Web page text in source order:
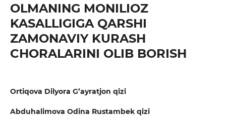
OLMANING MONILIOZ
KASALLIGIGA QARSHI
ZAMONAVIY KURASH
CHORALARINI OLIB BORISH
Ortiqova Dilyora G’ayratjon qizi
Abduhalimova Odina Rustambek qizi